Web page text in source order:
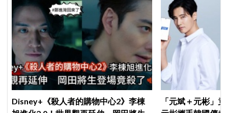
Disney+《殺人者的購物中心2》李棟
「元斌＋元彬」